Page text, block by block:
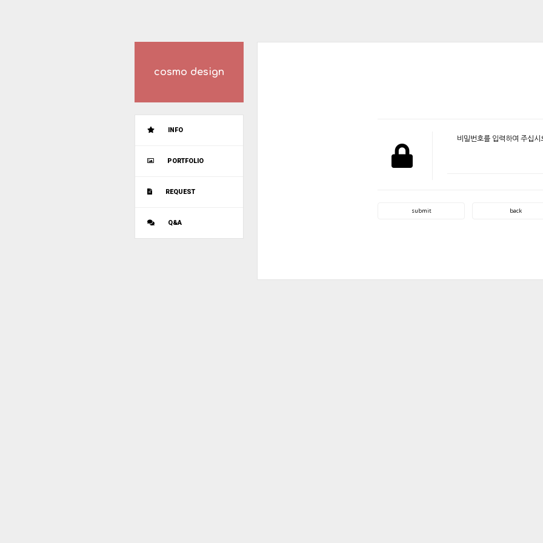
cosmo design
INFO
PORTFOLIO
REQUEST
Q&A
비밀번호를 입력하여 주십시